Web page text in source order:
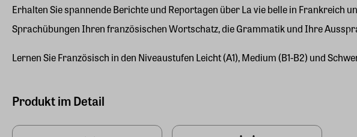
Erhalten Sie spannende Berichte und Reportagen über La vie belle in
Sprachübungen Ihren französischen Wortschatz, die Grammatik und Ihre
Lernen Sie Französisch in den Niveaustufen Leicht (A1), Medium (B1-B2) und
Produkt im Detail